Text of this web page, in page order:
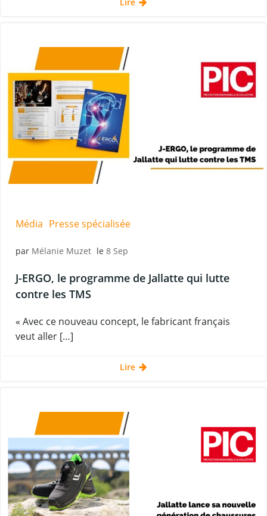
Média Presse spécialisée
par Mélanie Muzet le 8 Sep
J-ERGO, le programme de Jallatte qui lutte
contre les TMS
« Avec ce nouveau concept, le fabricant français
veut aller […]
Lire